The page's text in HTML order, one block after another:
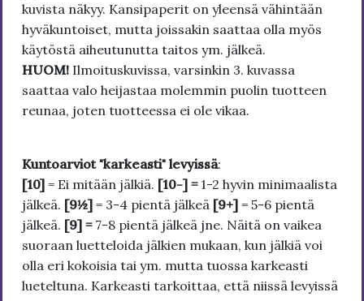
kuvista näkyy. Kansipaperit on yleensä vähintään
hyväkuntoiset, mutta joissakin saattaa olla myös
käytöstä aiheutunutta taitos ym. jälkeä.
HUOM! Ilmoituskuvissa, varsinkin 3. kuvassa
saattaa valo heijastaa molemmin puolin tuotteen
reunaa, joten tuotteessa ei ole vikaa.
Kuntoarviot "karkeasti" levyissä:
[10] = Ei mitään jälkiä. [10-] = 1-2 hyvin minimaalista
jälkeä. [9½] = 3-4 pientä jälkeä [9+] = 5-6 pientä
jälkeä. [9] = 7-8 pientä jälkeä jne. Näitä on vaikea
suoraan luetteloida jälkien mukaan, kun jälkiä voi
olla eri kokoisia tai ym. mutta tuossa karkeasti
lueteltuna. Karkeasti tarkoittaa, että niissä levyissä